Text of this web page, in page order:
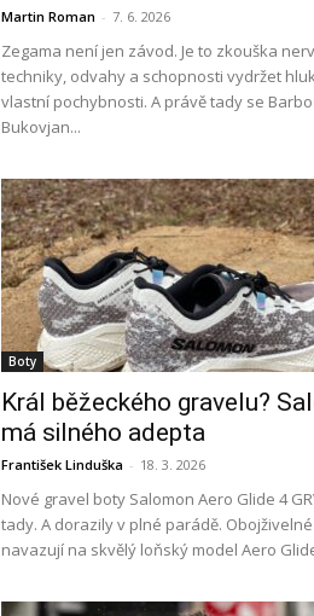
Martin Roman - 7. 6. 2026
Zegama není jen závod. Je to zkouška
techniky, odvahy a schopnosti vydržet
vlastní pochybnosti. A právě tady se
Bukovjan...
Boty
Král běžeckého gravelu?
má silného adepta
František Linduška - 18. 3. 2026
Nové gravel boty Salomon Aero Glide 4
tady. A dorazily v plné parádě.
navazují na skvělý loňský model Aero